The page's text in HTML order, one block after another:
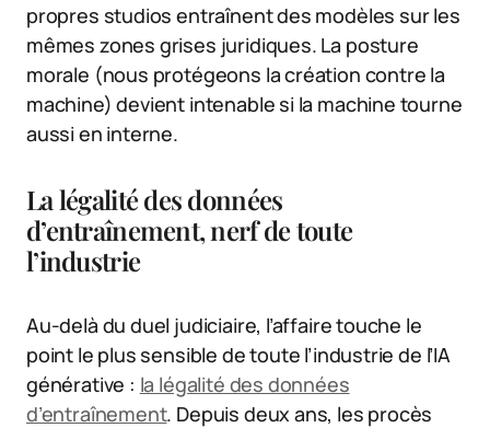
propres studios entraînent des modèles sur les
mêmes zones grises juridiques. La posture
morale (nous protégeons la création contre la
machine) devient intenable si la machine tourne
aussi en interne.
La légalité des données
d’entraînement, nerf de toute
l’industrie
Au-delà du duel judiciaire, l’affaire touche le
point le plus sensible de toute l’industrie de l’IA
générative : la légalité des données
d’entraînement. Depuis deux ans, les procès